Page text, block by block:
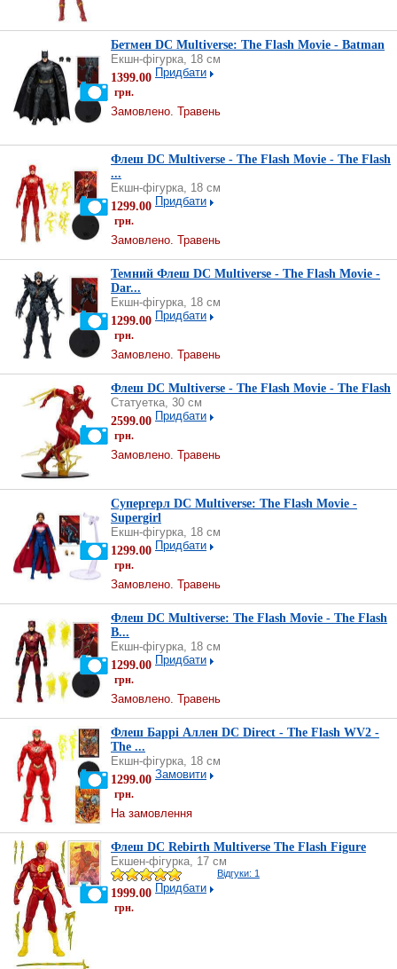
Бетмен DC Multiverse: The Flash Movie - Batman
Екшн-фігурка, 18 см
1399.00
грн.
Придбати
Замовлено. Травень
Флеш DC Multiverse - The Flash Movie - The Flash
...
Екшн-фігурка, 18 см
1299.00
грн.
Придбати
Замовлено. Травень
Темний Флеш DC Multiverse - The Flash Movie -
Dar...
Екшн-фігурка, 18 см
1299.00
грн.
Придбати
Замовлено. Травень
Флеш DC Multiverse - The Flash Movie - The Flash
Статуетка, 30 см
2599.00
грн.
Придбати
Замовлено. Травень
Супергерл DC Multiverse: The Flash Movie -
Supergirl
Екшн-фігурка, 18 см
1299.00
грн.
Придбати
Замовлено. Травень
Флеш DC Multiverse: The Flash Movie - The Flash
B...
Екшн-фігурка, 18 см
1299.00
грн.
Придбати
Замовлено. Травень
Флеш Баррі Аллен DC Direct - The Flash WV2 -
The ...
Екшн-фігурка, 18 см
1299.00
грн.
Замовити
На замовлення
Флеш DC Rebirth Multiverse The Flash Figure
Екшен-фігурка, 17 см
Відгуки: 1
1999.00
грн.
Придбати